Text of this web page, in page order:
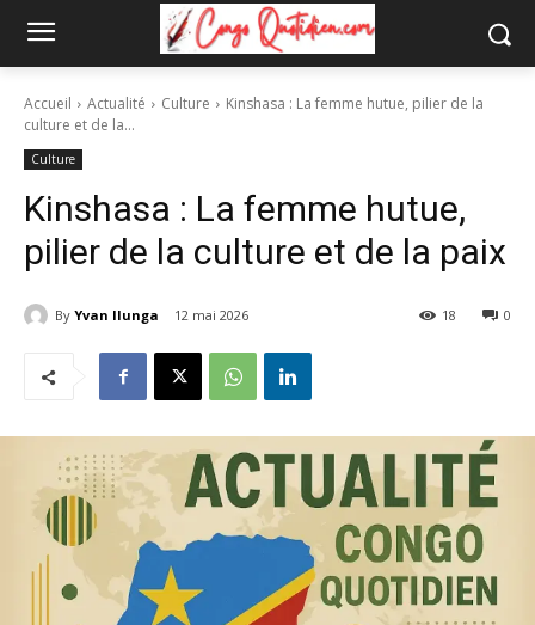
Accueil Actualité Culture
Kinshasa : La femme hutue, pilier de la
culture et de la...
Culture
Kinshasa : La femme hutue,
pilier de la culture et de la paix
By Yvan Ilunga 12 mai 2026 0
18